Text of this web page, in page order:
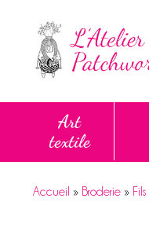
Art
textile
Accueil » Broderie » Fils